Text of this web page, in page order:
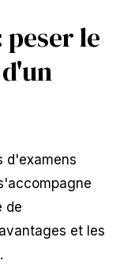
le
d'examens
de
et les